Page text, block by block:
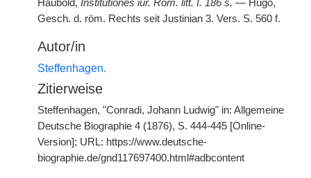
Haubold, Institutiones iur. Rom. litt. I. 186 s. — Hugo,
Gesch. d. röm. Rechts seit Justinian 3. Vers. S. 560 f.
Autor/in
Steffenhagen.
Zitierweise
Steffenhagen, "Conradi, Johann Ludwig" in: Allgemeine
Deutsche Biographie 4 (1876), S. 444-445 [Online-
Version]; URL: https://www.deutsche-
biographie.de/gnd117697400.html#adbcontent